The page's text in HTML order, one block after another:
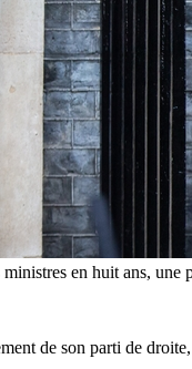
en huit ans, une
de son parti de